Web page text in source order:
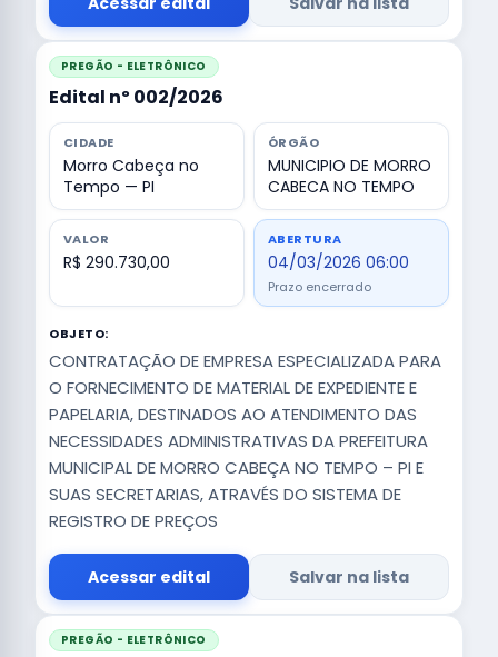
PREGÃO - ELETRÔNICO
Edital nº 002/2026
CIDADE
Morro Cabeça no
Tempo — PI
ÓRGÃO
MUNICIPIO DE MORRO
CABECA NO TEMPO
VALOR
R$ 290.730,00
ABERTURA
04/03/2026 06:00
Prazo encerrado
OBJETO:
CONTRATAÇÃO DE EMPRESA ESPECIALIZADA PARA
O FORNECIMENTO DE MATERIAL DE EXPEDIENTE E
PAPELARIA, DESTINADOS AO ATENDIMENTO DAS
NECESSIDADES ADMINISTRATIVAS DA PREFEITURA
MUNICIPAL DE MORRO CABEÇA NO TEMPO – PI E
SUAS SECRETARIAS, ATRAVÉS DO SISTEMA DE
REGISTRO DE PREÇOS
Acessar edital Salvar na lista
PREGÃO - ELETRÔNICO